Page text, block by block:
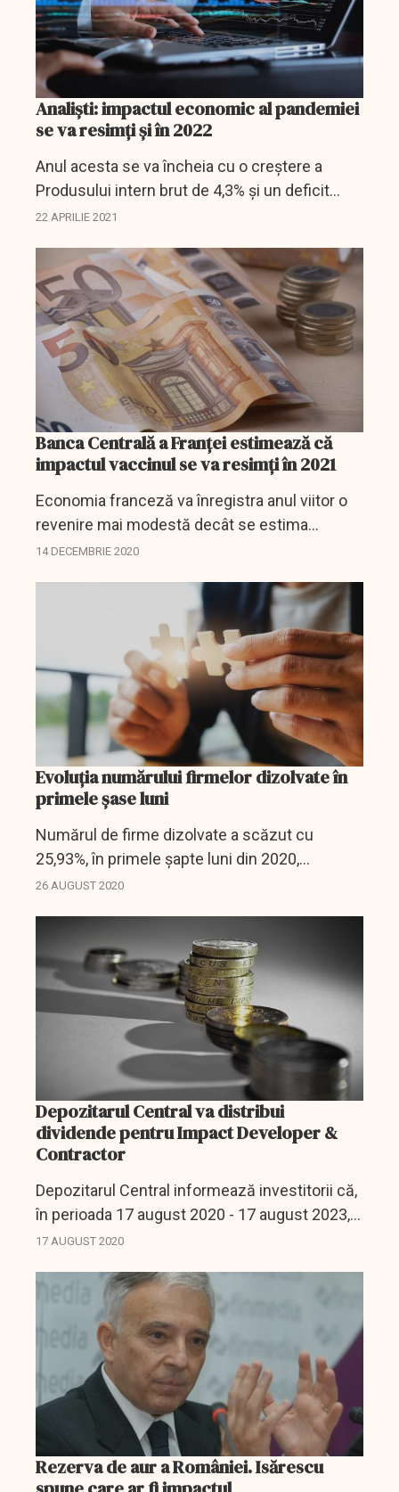
Analiști: impactul economic al pandemiei
se va resimţi şi în 2022
Anul acesta se va încheia cu o creştere a
Produsului intern brut de 4,3% şi un deficit
bugetar de 7,2% din PIB însă impactul
anul următor, potrivit...
22 APRILIE 2021
Banca Centrală a Franței estimează că
impactul vaccinul se va resimți în 2021
Economia franceză va înregistra anul viitor o
revenire mai modestă decât se estima
anterior, 5% faţă de 7,4%, conform celor mai
14 DECEMBRIE 2020
Evoluția numărului firmelor dizolvate în
primele șase luni
Numărul de firme dizolvate a scăzut cu
25,93%, în primele şapte luni din 2020,
comparativ cu aceeaşi perioadă a anului
26 AUGUST 2020
Depozitarul Central va distribui
dividende pentru Impact Developer &
Contractor
Depozitarul Central informează investitorii că,
în perioada 17 august 2020 - 17 august 2023,
va distribui dividende pentru acţionarii Impact
2019.
17 AUGUST 2020
Rezerva de aur a României. Isărescu